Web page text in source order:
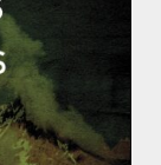
et la Russie